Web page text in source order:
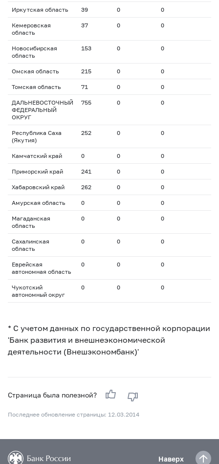
Иркутская область 39 0 0
Кемеровская
область
37 0 0
Новосибирская
область
153 0 0
Омская область 215 0 0
Томская область 71 0 0
ДАЛЬНЕВОСТОЧНЫЙ
ФЕДЕРАЛЬНЫЙ
ОКРУГ
755 0 0
Республика Саха
(Якутия)
252 0 0
Камчатский край 0 0 0
Приморский край 241 0 0
Хабаровский край 262 0 0
Амурская область 0 0 0
Магаданская
область
0 0 0
Сахалинская
область
0 0 0
Еврейская
автономная область
0 0 0
Чукотский
автономный округ
0 0 0
* С учетом данных по государственной корпорации
'Банк развития и внешнеэкономической
деятельности (Внешэкономбанк)'
Страница была полезной?
Последнее обновление страницы: 12.03.2014
Наверх